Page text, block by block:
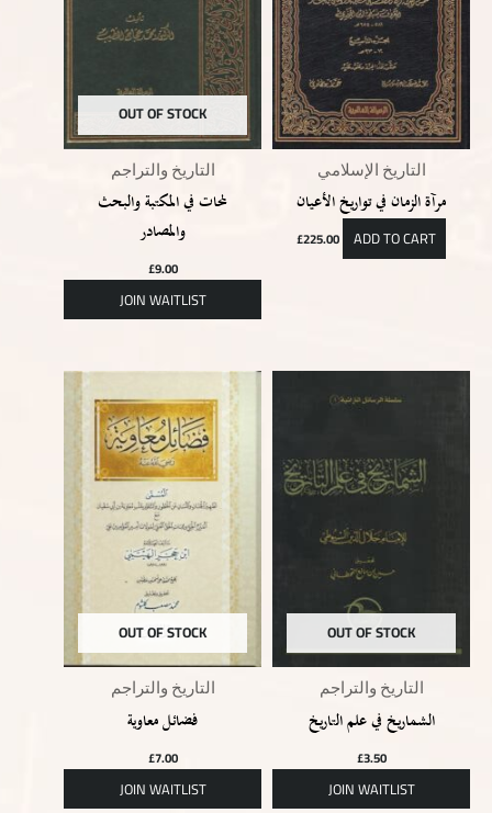
OUT OF STOCK
التاريخ والتراجم
لمحات في المكتبة والبحث
والمصادر
£9.00
التاريخ الإسلامي
مرآة الزمان في تواريخ الأعيان
£225.00 ADD TO CART
OUT OF STOCK
التاريخ والتراجم
فضائل معاوية
£7.00
OUT OF STOCK
التاريخ والتراجم
الشماريخ في علم التاريخ
£3.50